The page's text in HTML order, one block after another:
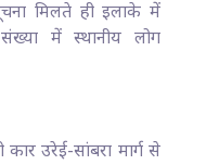
मिलते ही इलाके में
में स्थानीय लोग
उरेई-सांबरा मार्ग से